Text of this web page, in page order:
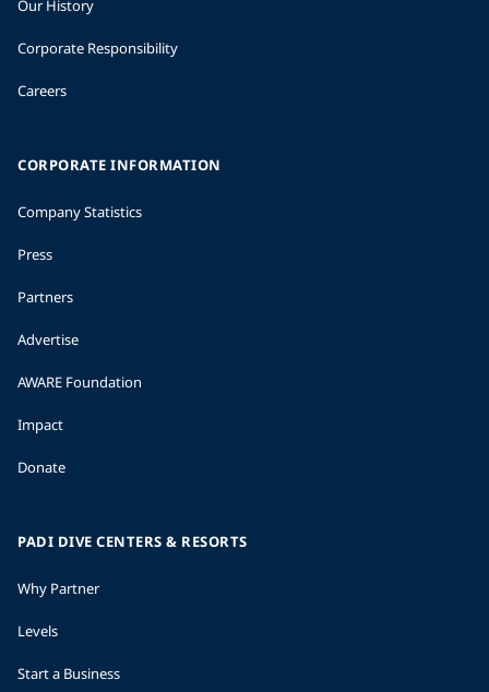
Our History
Corporate Responsibility
Careers
CORPORATE INFORMATION
Company Statistics
Press
Partners
Advertise
AWARE Foundation
Impact
Donate
PADI DIVE CENTERS & RESORTS
Why Partner
Levels
Start a Business